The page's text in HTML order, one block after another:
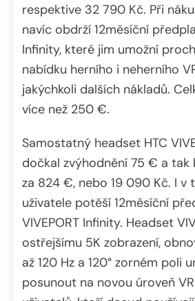
respektive 32 790 Kč. Při
navíc obdrží 12měsíční
Infinity, které jim umožní
nabídku herního i neherního
jakýchkoli dalších nákladů.
více než 250 €.
Samostatný headset HTC
dočkal zvýhodnění 75 € a
za 824 €, nebo 19 090 Kč. I
uživatele potěší 12měsíční
VIVEPORT Infinity. Headset
ostřejšímu 5K zobrazení,
až 120 Hz a 120° zorném poli
posunout na novou úroveň